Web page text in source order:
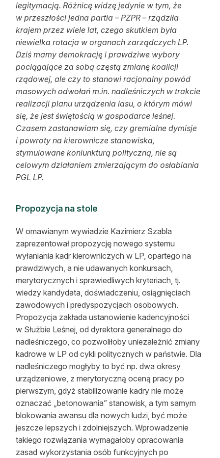
legitymacją. Różnicę widzę jedynie w tym, że
w przeszłości jedna partia – PZPR – rządziła
krajem przez wiele lat, czego skutkiem była
niewielka rotacja w organach zarządczych LP.
Dziś mamy demokrację i prawdziwe wybory
pociągające za sobą częstą zmianę koalicji
rządowej, ale czy to stanowi racjonalny powód
masowych odwołań m.in. nadleśniczych w trakcie
realizacji planu urządzenia lasu, o którym mówi
się, że jest świętością w gospodarce leśnej.
Czasem zastanawiam się, czy gremialne dymisje
i powroty na kierownicze stanowiska,
stymulowane koniunkturą polityczną, nie są
celowym działaniem zmierzającym do osłabiania
PGL LP.
Propozycja na stole
W omawianym wywiadzie Kazimierz Szabla
zaprezentował propozycję nowego systemu
wyłaniania kadr kierowniczych w LP, opartego na
prawdziwych, a nie udawanych konkursach,
merytorycznych i sprawiedliwych kryteriach, tj.
wiedzy kandydata, doświadczeniu, osiągnięciach
zawodowych i predyspozycjach osobowych.
Propozycja zakłada ustanowienie kadencyjności
w Służbie Leśnej, od dyrektora generalnego do
nadleśniczego, co pozwoliłoby uniezależnić zmiany
kadrowe w LP od cykli politycznych w państwie. Dla
nadleśniczego mogłyby to być np. dwa okresy
urządzeniowe, z merytoryczną oceną pracy po
pierwszym, gdyż stabilizowanie kadry nie może
oznaczać „betonowania” stanowisk, a tym samym
blokowania awansu dla nowych ludzi, być może
jeszcze lepszych i zdolniejszych. Wprowadzenie
takiego rozwiązania wymagałoby opracowania
zasad wykorzystania osób funkcyjnych po